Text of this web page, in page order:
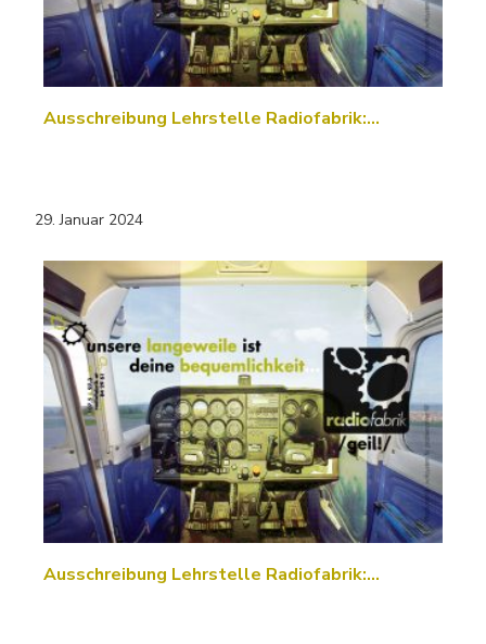
Ausschreibung Lehrstelle Radiofabrik:…
29. Januar 2024
Ausschreibung Lehrstelle Radiofabrik:…